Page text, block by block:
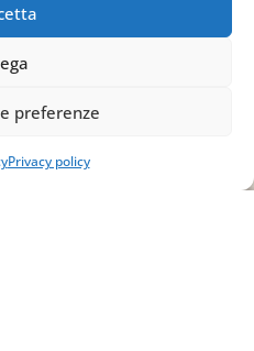
preferenze
Privacy policy
ALLA
su tutte le